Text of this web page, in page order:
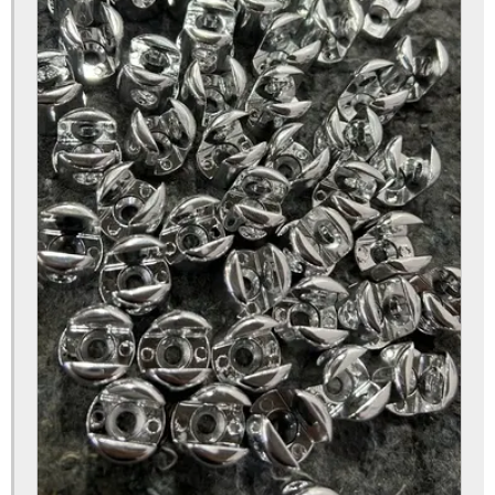
Orçamento de metalização a vácuo para peças
Orçamento de pintura eletrostática a pó para metais
Orçamento de pintura eletrostática para empresa
Orçamento de pintura epóxi para indústria
Orçamento de pintura para metais industriais
Pintura a pó para metais industriais
Pintura eletrostática a pó
Pintura eletrostática a pó em alumínio
Pintura eletrostática a pó em sc
Pintura eletrostática a pó orçamento
Pintura eletrostática a pó para empresas
Pintura eletrostática a pó para indústria
Pintura eletrostática a pó preço